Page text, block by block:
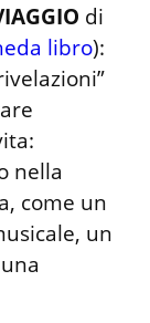
di
libro):
nella
come un
un